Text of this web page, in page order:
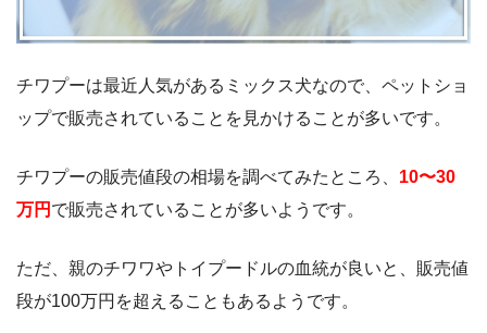
チワプーは最近人気があるミックス犬なので、ペットショ
ップで販売されていることを見かけることが多いです。
チワプーの販売値段の相場を調べてみたところ、 10〜30
万円 で販売されていることが多いようです。
ただ、親のチワワやトイプードルの血統が良いと、販売値
段が100万円を超えることもあるようです。